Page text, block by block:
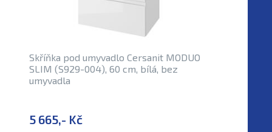
Skříňka pod umyvadlo Cersanit MODUO
SLIM (S929-004), 60 cm, bílá, bez
umyvadla
5 665,- Kč